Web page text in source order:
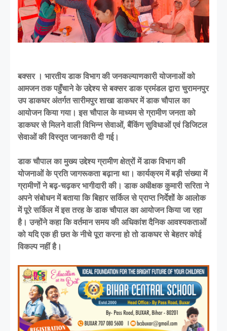
बक्सर । भारतीय डाक विभाग की जनकल्याणकारी योजनाओं को
आमजन तक पहुँचाने के उद्देश्य से बक्सर डाक प्रमंडल द्वारा चुरामनपुर
उप डाकघर अंतर्गत सारीमपुर शाखा डाकघर में डाक चौपाल का
आयोजन किया गया। इस चौपाल के माध्यम से ग्रामीण जनता को
डाकघर से मिलने वाली विभिन्न सेवाओं, बैंकिंग सुविधाओं एवं डिजिटल
सेवाओं की विस्तृत जानकारी दी गई।
डाक चौपाल का मुख्य उद्देश्य ग्रामीण क्षेत्रों में डाक विभाग की
योजनाओं के प्रति जागरूकता बढ़ाना था। कार्यक्रम में बड़ी संख्या में
ग्रामीणों ने बढ़-चढ़कर भागीदारी की। डाक अधीक्षक कुमारी सरिता ने
अपने संबोधन में बताया कि बिहार सर्किल से प्राप्त निर्देशों के आलोक
में पूरे सर्किल में इस तरह के डाक चौपाल का आयोजन किया जा रहा
है। उन्होंने कहा कि वर्तमान समय की अधिकांश दैनिक आवश्यकताओं
को यदि एक ही छत के नीचे पूरा करना हो तो डाकघर से बेहतर कोई
विकल्प नहीं है।